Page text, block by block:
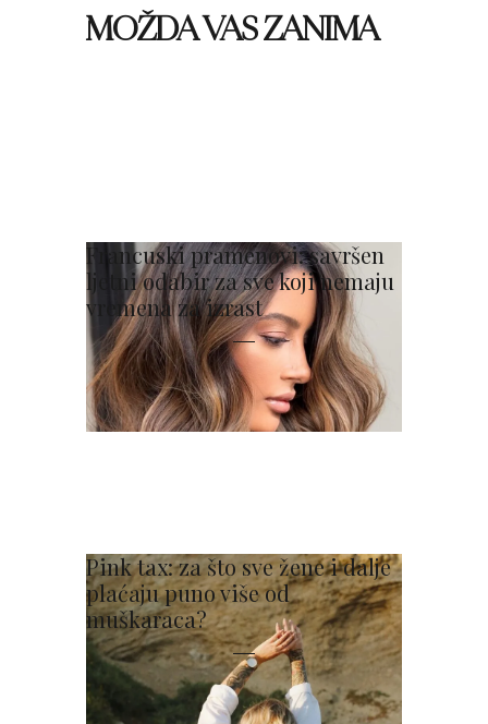
MOŽDA VAS ZANIMA
Francuski pramenovi: savršen
ljetni odabir za sve koji nemaju
vremena za izrast
Pink tax: za što sve žene i dalje
plaćaju puno više od
muškaraca?